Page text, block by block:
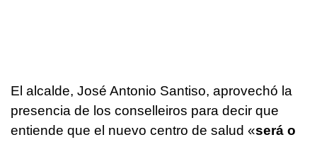
El alcalde, José Antonio Santiso, aprovechó la
presencia de los conselleiros para decir que
entiende que el nuevo centro de salud «será o